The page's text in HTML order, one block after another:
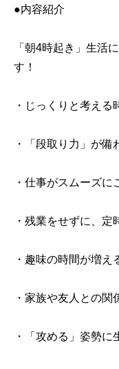
●内容紹介
「朝4時起き」生活
す！
・じっくりと考える
・「段取り力」が備
・仕事がスムーズに
・残業をせずに、定
・趣味の時間が増え
・家族や友人との関
・「攻める」姿勢に